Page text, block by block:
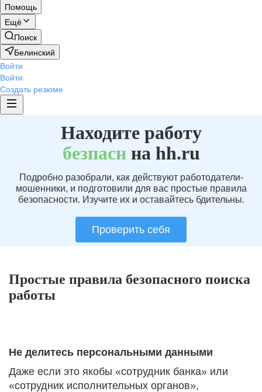
Помощь
Ещё
Поиск
Белинский
Войти
Войти
Создать резюме
Находите работу
безпаснна hh.ru
Подробно разобрали, как действуют работодатели-
мошенники, и подготовили для вас простые правила
безопасности. Изучите их и оставайтесь бдительны.
Проверить себя
Простые правила безопасного поиска
работы
Не делитесь персональными данными
Даже если это якобы «сотрудник банка» или
«сотрудник исполнительных органов»,